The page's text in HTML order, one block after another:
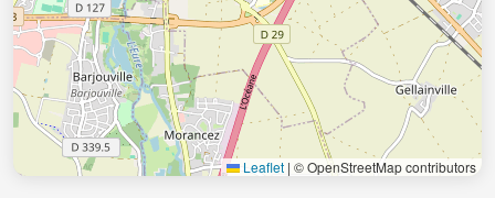
Leaflet | © OpenStreetMap contributors